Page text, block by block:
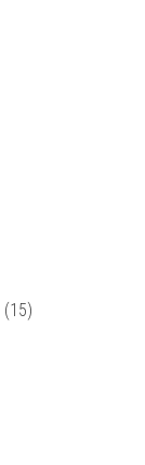
(15)